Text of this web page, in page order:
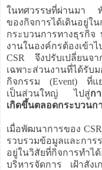
ในทศวรรษที่ผ่านมา พั
ของกิจการได้เดินอยู่
กระบวนการทางธุรกิจ
งานในองค์กรต้องเข้
CSR จึงปรับเปลี่ยนจ
เฉพาะส่วนงานที่ได้รับ
กิจกรรม (Event) ที่แย
เป็นส่วนใหญ่ ไปสู่ก
เกิดขึ้นตลอดกระบวนก
เมื่อพัฒนาการของ
รวบรวมข้อมูลและการ
อยู่ในวิสัยที่กิจการทำ
บริหารจัดการ เฝ้าสัง